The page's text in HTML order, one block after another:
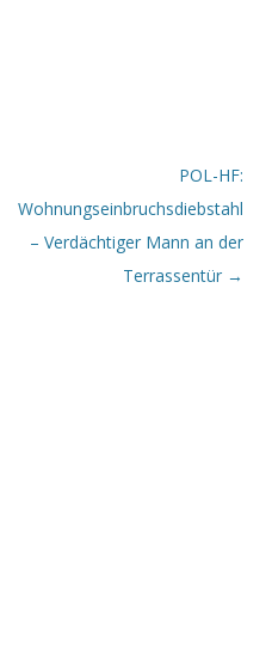
POL-HF:
Wohnungseinbruchsdiebstahl
– Verdächtiger Mann an der
Terrassentür →